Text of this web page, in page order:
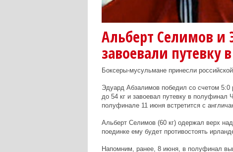
Альберт Селимов и
завоевали путевку
Боксеры-мусульмане принесли
Эдуард Абзалимов победил со счетом 5:0
до 54 кг и завоевал путевку в
полуфинале 11 июня встретится с
Альберт Селимов (60 кг) одержал верх
поединке ему будет противостоять
Напомним, ранее, 8 июня, в полуфинал